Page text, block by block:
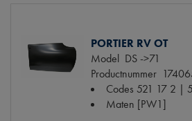
PORTIER RV OT
Model DS ->71
Productnummer
Codes 521 17 2 |
Maten [PW1]